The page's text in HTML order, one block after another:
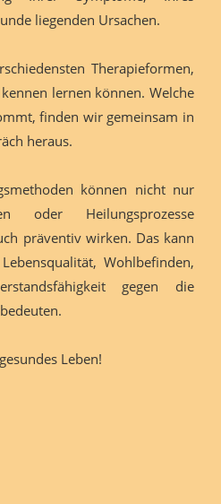
liegenden Ursachen.
Therapieformen,
lernen können. Welche
finden wir gemeinsam in
heraus.
können nicht nur
oder Heilungsprozesse
präventiv wirken. Das kann
Wohlbefinden,
gegen die
Leben!